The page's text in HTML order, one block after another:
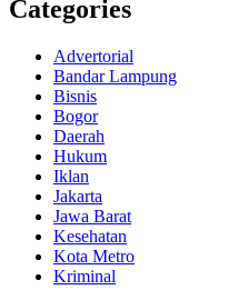
Categories
Advertorial
Bandar Lampung
Bisnis
Bogor
Daerah
Hukum
Iklan
Jakarta
Jawa Barat
Kesehatan
Kota Metro
Kriminal